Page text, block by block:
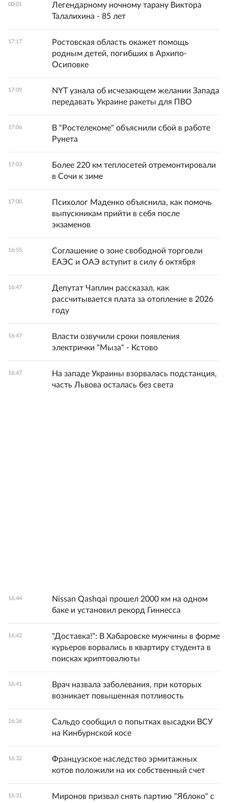
00:01
Легендарному ночному тарану Виктора
Талалихина - 85 лет
17:17
Ростовская область окажет помощь
родным детей, погибших в Архипо-
Осиповке
17:09
NYT узнала об исчезающем желании Запада
передавать Украине ракеты для ПВО
17:06
В "Ростелекоме" объяснили сбой в работе
Рунета
17:03
Более 220 км теплосетей отремонтировали
в Сочи к зиме
17:00
Психолог Маденко объяснила, как помочь
выпускникам прийти в себя после
экзаменов
16:55
Соглашение о зоне свободной торговли
ЕАЭС и ОАЭ вступит в силу 6 октября
16:47
Депутат Чаплин рассказал, как
рассчитывается плата за отопление в 2026
году
16:47
Власти озвучили сроки появления
электрички "Мыза" - Кстово
16:47
На западе Украины взорвалась подстанция,
часть Львова осталась без света
16:44
Nissan Qashqai прошел 2000 км на одном
баке и установил рекорд Гиннесса
16:42
"Доставка!": В Хабаровске мужчины в форме
курьеров ворвались в квартиру студента в
поисках криптовалюты
16:41
Врач назвала заболевания, при которых
возникает повышенная потливость
16:36
Сальдо сообщил о попытках высадки ВСУ
на Кинбурнской косе
16:32
Французское наследство эрмитажных
котов положили на их собственный счет
16:31
Миронов призвал снять партию "Яблоко" с